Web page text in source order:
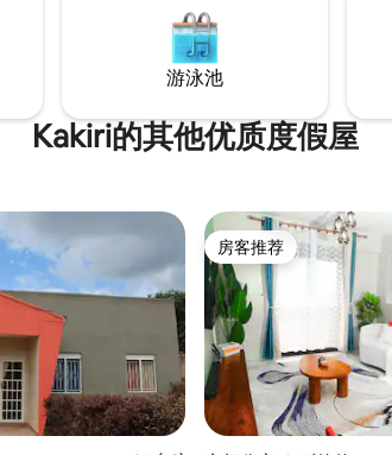
light and
will favor good
游泳池
Kakiri的其他优质度假屋
房客推荐
房客推荐